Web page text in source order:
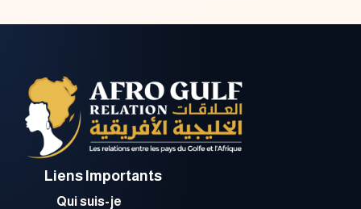
Liens Importants
Qui suis-je